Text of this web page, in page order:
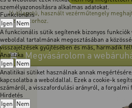
személyazonosításra alkalmas adatokat.
Funkcionális
Igen Nem
A funkcionális sütik segítenek bizonyos
weboldal tartalmának megosztásában a
visszajelzések gyűjtésében és más, harmadik
Analitika
Igen Nem
Analitikai sütiket használnak annak
kapcsolatba a weboldallal. Ezek a cookie-k
számáról, a visszafordulási arányról, a forgalmi
Hirdetés
Igen Nem
Jó állapotú, használt vezérműtengely
dízelmotorhoz.
Megvásárolom a